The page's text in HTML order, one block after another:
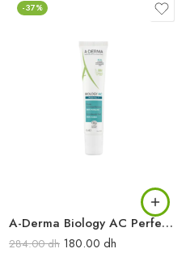
-37%
A-Derma Biology AC Perfect Fluide anti-imperfections anti-marques 40 ml
284.00dh 180.00 dh